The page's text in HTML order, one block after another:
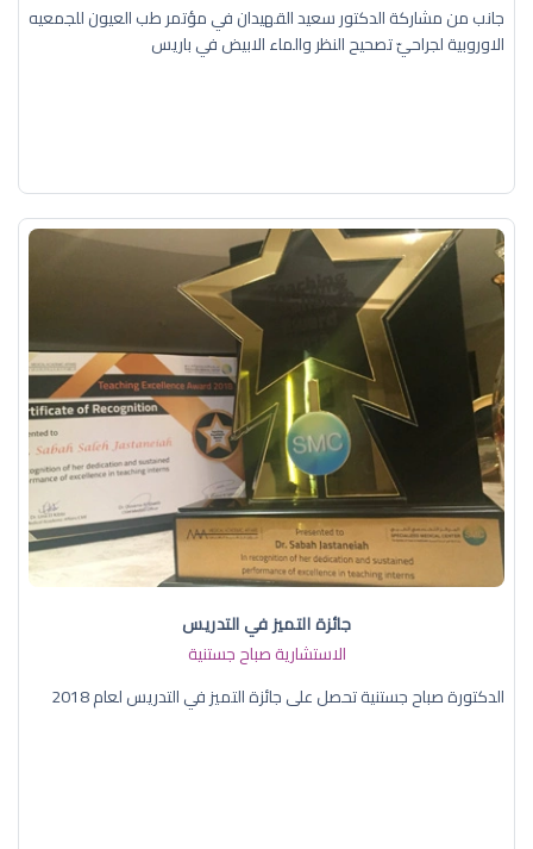
جانب من مشاركة الدكتور سعيد القهيدان في مؤتمر طب العيون للجمعيه
الاوروبية لجراحيّ تصحيح النظر والماء الابيض في باريس
جائزة التميز في التدريس
الاستشارية صباح جستنية
الدكتورة صباح جستنية تحصل على جائزة التميز في التدريس لعام 2018